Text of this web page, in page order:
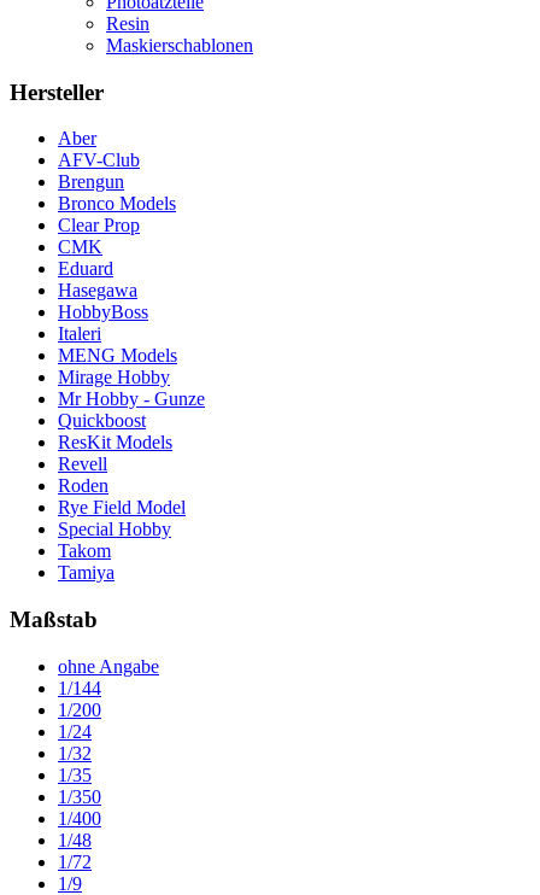
Resin
Maskierschablonen
Hersteller
Aber
AFV-Club
Brengun
Bronco Models
Clear Prop
CMK
Eduard
Hasegawa
HobbyBoss
Italeri
MENG Models
Mirage Hobby
Mr Hobby - Gunze
Quickboost
ResKit Models
Revell
Roden
Rye Field Model
Special Hobby
Takom
Tamiya
Maßstab
ohne Angabe
1/144
1/200
1/24
1/32
1/35
1/350
1/400
1/48
1/72
1/9